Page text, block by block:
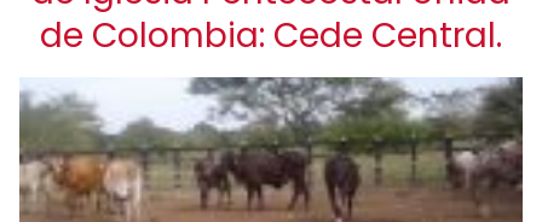
de Colombia: Cede Central.